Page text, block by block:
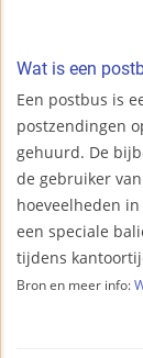
Wat is een
Een postbus is
postzendingen
gehuurd. De
de gebruiker
hoeveelheden
een speciale
tijdens
Bron en meer info: